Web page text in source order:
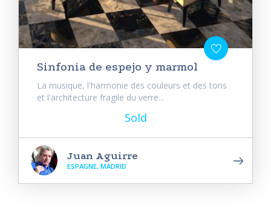
Sinfonia de espejo y marmol
La musique, l'harmonie des couleurs et des tons
et l'architecture fragile du verre...
Sold
Juan Aguirre
ESPAGNE, MADRID